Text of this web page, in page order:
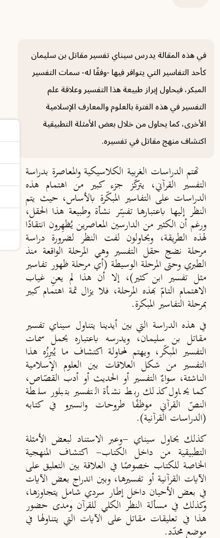
في هذه المقالة يدرس سيناي تفسير مقاتل بن سليمان
كأحد التفاسير التي يتوافر فيها -وفقًا له- سمات التفسير
المبكر، فيحاول إبراز طبيعة هذا التفسير وعلاقة علم
التفسير في هذه الفترة بالعلوم والمعارف الإسلامية
الأخرى، كما يحاول من خلال بعض الأمثلة التطبيقية
اكتشاف منهج مقاتل في تفسيره.
تهتم الدراسات الغربية الكلاسيكية والمعاصرة بدراسة
التفسير القرآني، يتركّز جزء كبير من اهتمام هذه
الدراسات على التفاسير المبكّرة بالأساس، حيث يتم
النظر إليها باعتبارها تفسِّر نشأة وطبيعة هذا الحقل،
ورغم أن الكثير من الدارسين المعاصرين يُظهِرون انتقادًا
لهذه الطريقة، ويحاولون لفت النظر لضرورة دراسة
مرحلة نضج حقل التفسير وهي المرحلة الواقعة منذ
الطبري وحتى المرحلة الوسيطة (أي مرحلة ظهور تفاسير
مثل تفسير ابن كثير)، إلا أن هذا لم يعنِ غياب
الاهتمام التامّ بهذه المرحلة، فلا يزال ثمة اهتمام كبير
بمرحلة التفاسير المبكرة.
في هذه الدراسة التي بين أيدينا يتناول سيناي تفسير
مقاتل بن سليمان، ويدرسه باعتباره يحمل سمات
التفسير المبكّر، ويهتم لمحاولة اكتشاف ما يُبرِزُه هذا
التفسير من شكل العلاقات بين العلوم الإسلامية
الناشئة، سواءٌ التفسير أو الحديث أو أدب القصّاص،
كما يحاول كذلك ربط نشأة التفسير بتبلور سلطة
النصّ القرآني موظفًا طروحات وانسبرو في كتابه
(الدراسات القرآنية).
كذلك يحاول سيناي -وعبر الاستناد لبعض الأمثلة
التطبيقية من داخل الكتاب- اكتشاف المنهجية
الخاصة للكتاب خصوصًا في العلاقة بين التعليق على
الآيات القرآنية أو تفسيرها، وبين اندراج بعض الآيات
في بعض الأحيان داخل إطار سردي شامل يتجاوزها،
وكذلك في مسألة النظر الكلي للقرآن ومدى حضور
هذا في تعليقات مقاتل على الآيات التي يتناولها في
موضع محدّد.